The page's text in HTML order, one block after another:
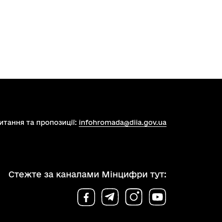
та пропозиції: infohromada@diia.gov.ua
Стежте за каналами Мінцифри тут: